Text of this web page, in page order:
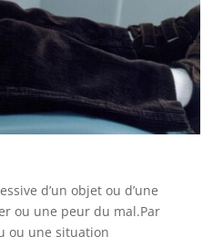
d’un objet ou d’une
ou une peur du mal.Par
ou une situation